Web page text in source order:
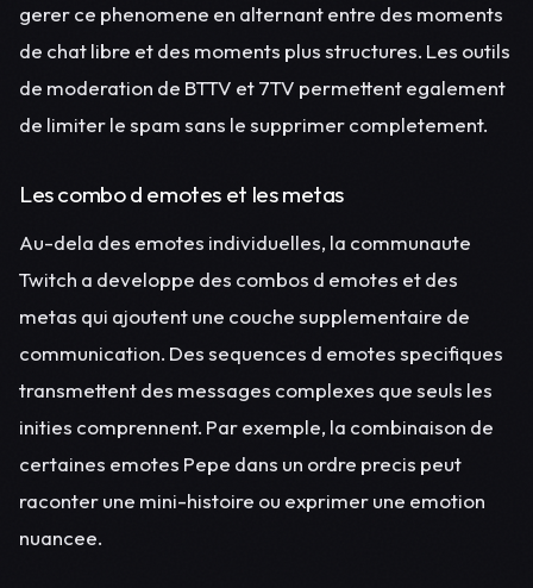
gerer ce phenomene en alternant entre des moments
de chat libre et des moments plus structures. Les outils
de moderation de BTTV et 7TV permettent egalement
de limiter le spam sans le supprimer completement.
Les combo d emotes et les metas
Au-dela des emotes individuelles, la communaute
Twitch a developpe des combos d emotes et des
metas qui ajoutent une couche supplementaire de
communication. Des sequences d emotes specifiques
transmettent des messages complexes que seuls les
inities comprennent. Par exemple, la combinaison de
certaines emotes Pepe dans un ordre precis peut
raconter une mini-histoire ou exprimer une emotion
nuancee.